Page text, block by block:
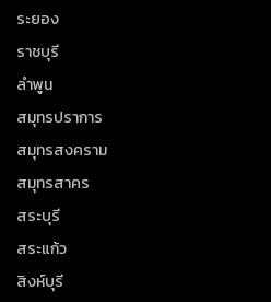
ระยอง
ราชบุรี
ลำพูน
สมุทรปราการ
สมุทรสงคราม
สมุทรสาคร
สระบุรี
สระแก้ว
สิงห์บุรี